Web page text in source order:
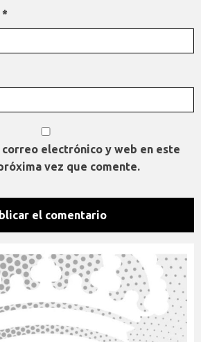
*
correo electrónico y web en este
vez que comente.